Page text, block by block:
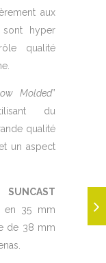
aux
sont hyper
qualité
Molded”
du
qualité
un aspect
SUNCAST
en 35 mm
de 38 mm